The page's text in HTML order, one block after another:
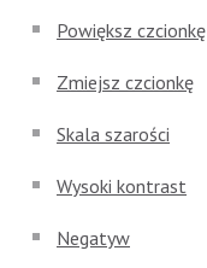
Powiększ czcionkę
Zmiejsz czcionkę
Skala szarości
Wysoki kontrast
Negatyw